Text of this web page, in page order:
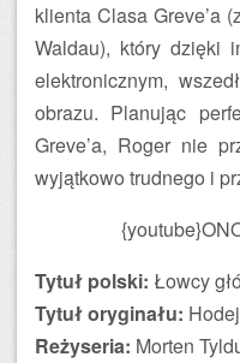
klienta Clasa Greve’a
Waldau), który dzięki
elektronicznym,
obrazu. Planując
Greve’a, Roger nie
wyjątkowo trudnego i
Tytuł polski: Łowcy
Tytuł oryginału:
Reżyseria: Morten